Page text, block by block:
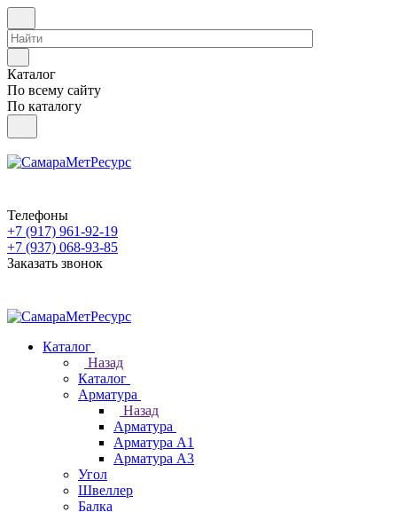
Каталог
По всему сайту
По каталогу
Телефоны
+7 (917) 961-92-19
+7 (937) 068-93-85
Заказать звонок
Каталог
Назад
Каталог
Арматура
Назад
Арматура
Арматура А1
Арматура А3
Угол
Швеллер
Балка